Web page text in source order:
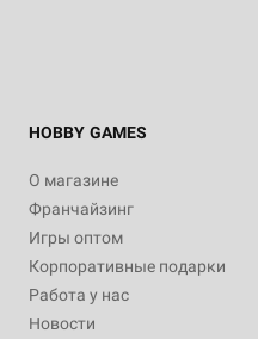
HOBBY GAMES
О магазине
Франчайзинг
Игры оптом
Корпоративные подарки
Работа у нас
Новости